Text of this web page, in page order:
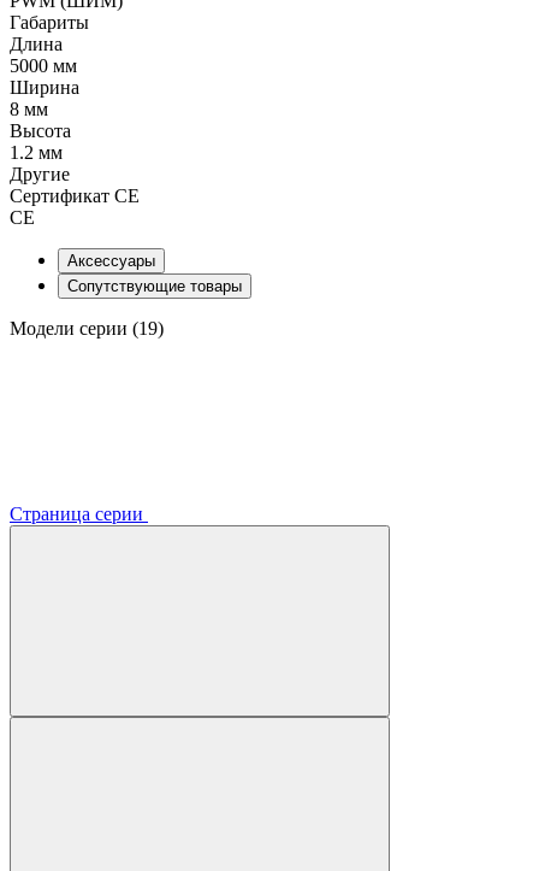
Габариты
Длина
5000 мм
Ширина
8 мм
Высота
1.2 мм
Другие
Сертификат CE
CE
Аксессуары
Сопутствующие товары
Модели серии (19)
Страница серии